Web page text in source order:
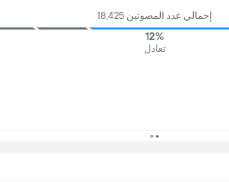
إجمالي عدد المصوتين 18,425
12%
تعادل